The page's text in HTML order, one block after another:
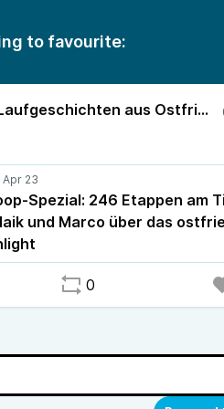
to favourite:
Dirk läuft mit – Laufgeschichten aus Ostfriesland
Spezial: 246 Etappen am
und Marco über das
0